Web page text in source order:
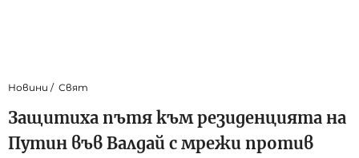
Новини Свят
Защитиха пътя към резиденцията на
Путин във Валдай с мрежи против